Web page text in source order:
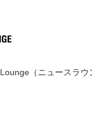
（ニュースラウ